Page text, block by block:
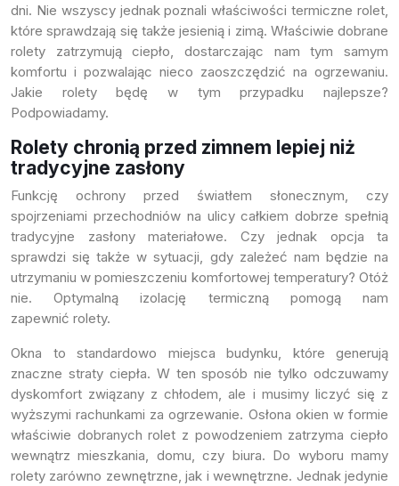
dni. Nie wszyscy jednak poznali właściwości termiczne rolet,
które sprawdzają się także jesienią i zimą. Właściwie dobrane
rolety zatrzymują ciepło, dostarczając nam tym samym
komfortu i pozwalając nieco zaoszczędzić na ogrzewaniu.
Jakie rolety będę w tym przypadku najlepsze?
Podpowiadamy.
Rolety chronią przed zimnem lepiej niż
tradycyjne zasłony
Funkcję ochrony przed światłem słonecznym, czy
spojrzeniami przechodniów na ulicy całkiem dobrze spełnią
tradycyjne zasłony materiałowe. Czy jednak opcja ta
sprawdzi się także w sytuacji, gdy zależeć nam będzie na
utrzymaniu w pomieszczeniu komfortowej temperatury? Otóż
nie. Optymalną izolację termiczną pomogą nam
zapewnić rolety.
Okna to standardowo miejsca budynku, które generują
znaczne straty ciepła. W ten sposób nie tylko odczuwamy
dyskomfort związany z chłodem, ale i musimy liczyć się z
wyższymi rachunkami za ogrzewanie. Osłona okien w formie
właściwie dobranych rolet z powodzeniem zatrzyma ciepło
wewnątrz mieszkania, domu, czy biura. Do wyboru mamy
rolety zarówno zewnętrzne, jak i wewnętrzne. Jednak jedynie